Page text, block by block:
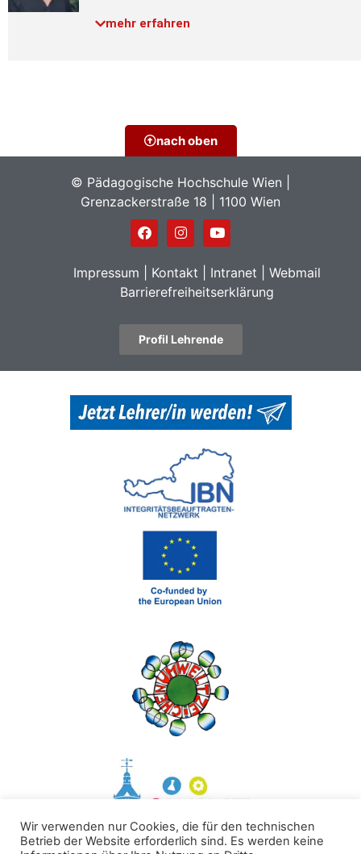
Link PH-Online
mehr erfahren
nach oben
© Pädagogische Hochschule Wien |
Grenzackerstraße 18 | 1100 Wien
Impressum Kontakt Intranet
Webmail
Barrierefreiheitserklärung
Profil Lehrende
Wir verwenden nur Cookies, die für den technischen
Betrieb der Website erforderlich sind. Es werden keine